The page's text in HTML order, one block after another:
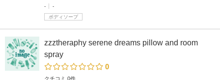
-
-
ボディソープ
zzztheraphy serene dreams pillow and room
spray
0
クチコミ 0件